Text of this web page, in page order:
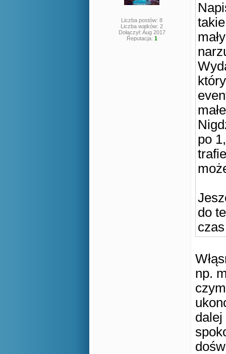
Liczba postów: 8
Liczba wątków: 2
Dołączył: Aug 2017
Reputacja: 1
po
do
np.
dalej